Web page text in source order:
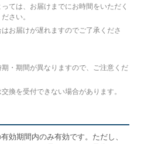
ては、お届けまでにお時間をいただく
さい。
お届けが遅れますのでご了承くださ
・期間が異なりますので、ご注意くだ
換を受付できない場合があります。
効期間内のみ有効です。ただし、